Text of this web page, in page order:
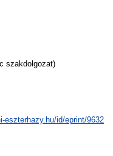
szakdolgozat)
eszterhazy.hu/id/eprint/9632